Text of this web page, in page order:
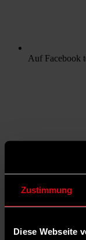
Zustimmung
Diese Webseite
Auf Facebook